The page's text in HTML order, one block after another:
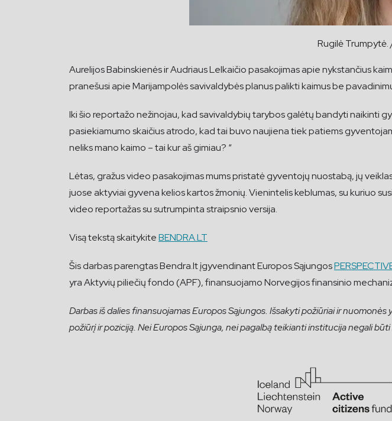
Rugilė Trumpytė.
Aurelijos Babinskienės ir Audriaus Lelkaičio pasakojimas apie nykstančius
pranešusi apie Marijampolės savivaldybės planus palikti kaimus be
Iki šio reportažo nežinojau, kad savivaldybių tarybos galėtų bandyti naikinti
pasiekiamumo skaičius atrodo, kad tai buvo naujiena tiek patiems
neliks mano kaimo – tai kur aš gimiau? “
Lėtas, gražus video pasakojimas mums pristatė gyventojų nuostabą, jų
juose aktyviai gyvena kelios kartos žmonių. Vienintelis keblumas, su kuriuo
video reportažas su sutrumpinta straipsnio versija.
Visą tekstą skaitykiteBENDRA.LT
Šis darbas parengtas Bendra.lt įgyvendinant Europos Sąjungos
yra Aktyvių piliečių fondo (APF), finansuojamo Norvegijos finansinio
Darbas iš dalies finansuojamas Europos Sąjungos. Išsakyti požiūriai ir
požiūrį ir poziciją. Nei Europos Sąjunga, nei pagalbą teikianti institucija negali